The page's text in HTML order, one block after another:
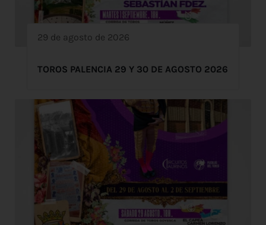
29 de agosto de 2026
TOROS PALENCIA 29 Y 30 DE AGOSTO 2026